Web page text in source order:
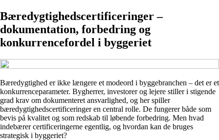
Bæredygtighedscertificeringer –
dokumentation, forbedring og
konkurrencefordel i byggeriet
Bæredygtighed er ikke længere et modeord i byggebranchen – det er et
konkurrenceparameter. Bygherrer, investorer og lejere stiller i stigende
grad krav om dokumenteret ansvarlighed, og her spiller
bæredygtighedscertificeringer en central rolle. De fungerer både som
bevis på kvalitet og som redskab til løbende forbedring. Men hvad
indebærer certificeringerne egentlig, og hvordan kan de bruges
strategisk i byggeriet?